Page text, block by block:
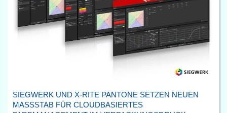
SIEGWERK UND X-RITE PANTONE SETZEN NEUEN
MASSSTAB FÜR CLOUDBASIERTES F